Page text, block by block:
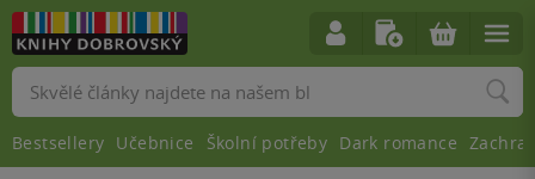
Vyhledávání
Bestsellery Učebnice Školní potřeby Dark romance